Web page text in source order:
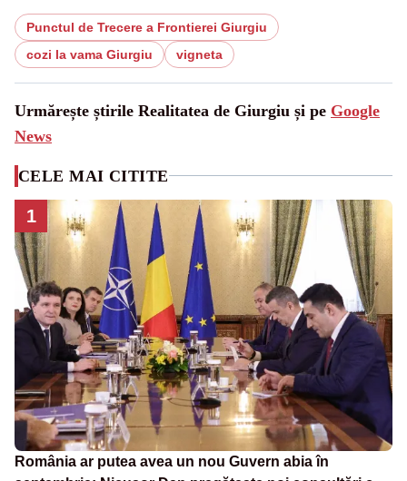
Punctul de Trecere a Frontierei Giurgiu
cozi la vama Giurgiu
vigneta
Urmărește știrile Realitatea de Giurgiu și pe Google
News
CELE MAI CITITE
1
România ar putea avea un nou Guvern abia în